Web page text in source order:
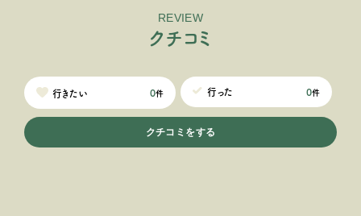
REVIEW
ク チ コ ミ
行きたい 0件 行った 0件
クチコミをする